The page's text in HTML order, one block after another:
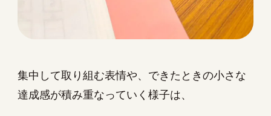
集中して取り組む表情や、できたときの小さな
達成感が積み重なっていく様子は、